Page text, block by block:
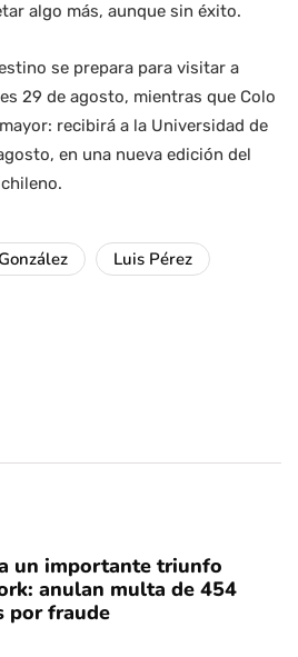
algo más, aunque sin éxito.
se prepara para visitar a
29 de agosto, mientras que Colo
recibirá a la Universidad de
en una nueva edición del
Luis Pérez
un importante triunfo
anulan multa de 454
por fraude